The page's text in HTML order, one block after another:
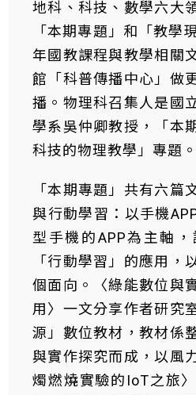
地科、科技、數學六大
「本期專題」和「教學
年國教課程與教學相關
館「科普傳播中心」做
播。物理科召集人是國
學系吳仲卿教授，「本
科技的物理教學」專題。
「本期專題」共有六篇
與行動學習：以手機
型手機的APP為主軸
「行動學習」的應用，
個面向。〈綠能數位與
用〉一文分享作者研究
源」數位教材，教材係
與實作探究而成，以風
燭燃燒實驗的IoT之旅